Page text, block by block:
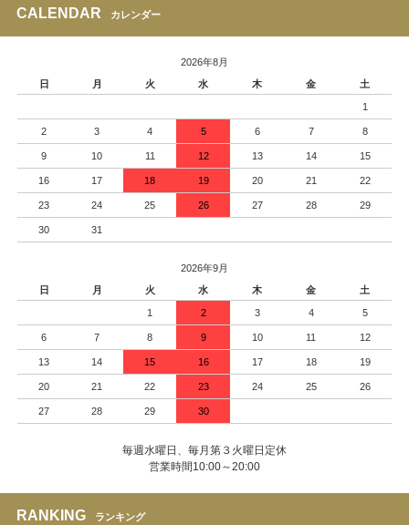
CALENDAR カレンダー
2026年8月
日
月 火 水 木 金 土
1
2 3 4 5 6 7 8
9 10 11 12 13 14 15
16 17 18 19 20 21 22
23 24 25 26 27 28 29
30 31
2026年9月
日
月 火 水 木 金 土
1 2 3 4 5
6 7 8 9 10 11 12
13 14 15 16 17 18 19
20 21 22 23 24 25 26
27 28 29 30
毎週水曜日、毎月第３火曜日定休
営業時間10:00～20:00
RANKING ランキング